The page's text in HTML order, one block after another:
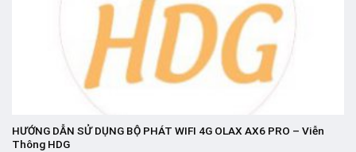
HƯỚNG DẪN SỬ DỤNG BỘ PHÁT WIFI 4G OLAX AX6 PRO – Viễn
Thông HDG